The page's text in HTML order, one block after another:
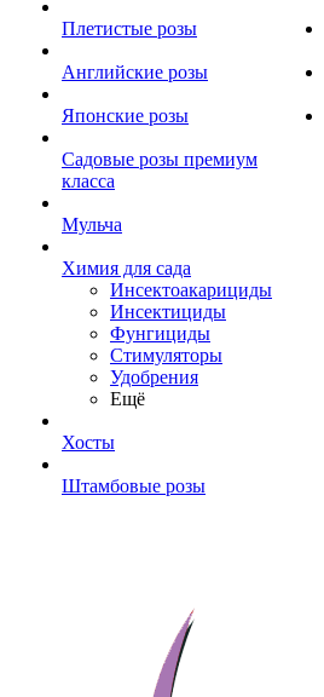
Плетистые розы
Английские розы
Японские розы
Садовые розы премиум
класса
Мульча
Химия для сада
Инсектоакарициды
Инсектициды
Фунгициды
Стимуляторы
Удобрения
Ещё
Хосты
Штамбовые розы